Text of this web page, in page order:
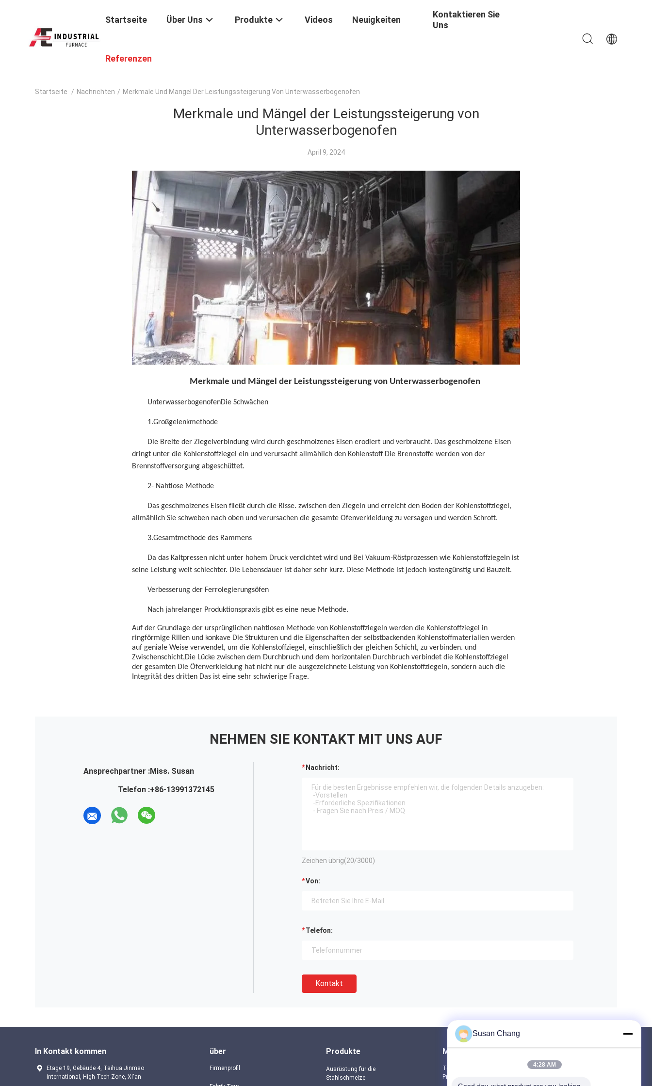
Startseite Über Uns Produkte Videos Neuigkeiten
Kontaktieren Sie
Uns
Referenzen
Startseite / Nachrichten / Merkmale Und Mängel Der Leistungssteigerung Von Unterwasserbogenofen
Merkmale und Mängel der Leistungssteigerung von
Unterwasserbogenofen
April 9, 2024
Merkmale und Mängel der Leistungssteigerung von Unterwasserbogenofen
UnterwasserbogenofenDie Schwächen
1.Großgelenkmethode
Die Breite der Ziegelverbindung wird durch geschmolzenes Eisen erodiert und verbraucht. Das geschmolzene Eisen
dringt unter die Kohlenstoffziegel ein und verursacht allmählich den Kohlenstoff Die Brennstoffe werden von der
Brennstoffversorgung abgeschüttet.
2- Nahtlose Methode
Das geschmolzenes Eisen fließt durch die Risse. zwischen den Ziegeln und erreicht den Boden der Kohlenstoffziegel,
allmählich Sie schweben nach oben und verursachen die gesamte Ofenverkleidung zu versagen und werden Schrott.
3.Gesamtmethode des Rammens
Da das Kaltpressen nicht unter hohem Druck verdichtet wird und Bei Vakuum-Röstprozessen wie Kohlenstoffziegeln ist
seine Leistung weit schlechter. Die Lebensdauer ist daher sehr kurz. Diese Methode ist jedoch kostengünstig und Bauzeit.
Verbesserung der Ferrolegierungsöfen
Nach jahrelanger Produktionspraxis gibt es eine neue Methode.
Auf der Grundlage der ursprünglichen nahtlosen Methode von Kohlenstoffziegeln werden die Kohlenstoffziegel in
ringförmige Rillen und konkave Die Strukturen und die Eigenschaften der selbstbackenden Kohlenstoffmaterialien werden
auf geniale Weise verwendet, um die Kohlenstoffziegel, einschließlich der gleichen Schicht, zu verbinden. und
Zwischenschicht,Die Lücke zwischen dem Durchbruch und dem horizontalen Durchbruch verbindet die Kohlenstoffziegel
der gesamten Die Öfenverkleidung hat nicht nur die ausgezeichnete Leistung von Kohlenstoffziegeln, sondern auch die
Integrität des dritten Das ist eine sehr schwierige Frage.
NEHMEN SIE KONTAKT MIT UNS AUF
Ansprechpartner :Miss. Susan
Telefon :+86-13991372145
Nachricht:
Zeichen übrig(20/3000)
Von:
Telefon:
Kontakt
In Kontakt kommen
Etage 19, Gebäude 4, Taihua Jinmao
International, High-Tech-Zone, Xi'an
über
Firmenprofil
Produkte
Ausrüstung für die
Stahlschmelze
Mailen Sie uns
Teilen Sie uns Ihre Anforderung mit. Wir werden die besten
Produkte mit Ihnen verbinden.
Susan Chang
4:28 AM